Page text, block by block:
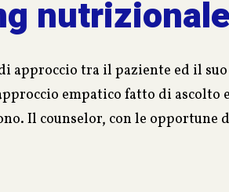
nutrizionale
approccio tra il paziente ed il
empatico fatto di ascolto e
Il counselor, con le opportune